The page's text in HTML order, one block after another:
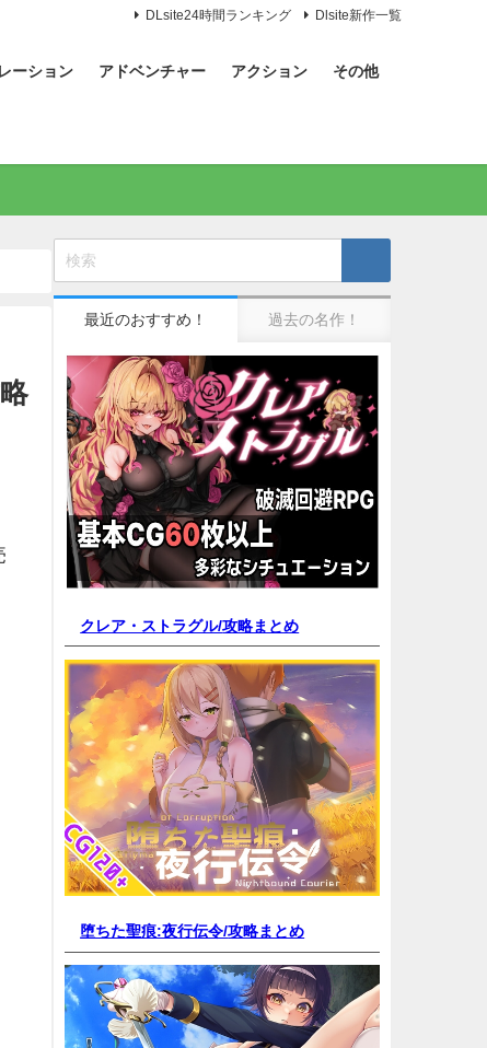
DLsite24時間ランキング Dlsite新作一覧
ーション アドベンチャー アクション その他
最近のおすすめ！ 過去の名作！
クレア・ストラグル/攻略まとめ
堕ちた聖痕:夜行伝令/攻略まとめ